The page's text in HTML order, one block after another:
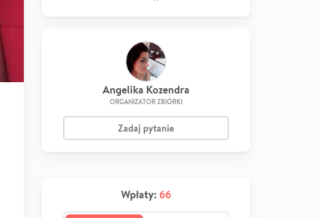
Angelika Kozendra
ORGANIZATOR ZBIÓRKI
Zadaj pytanie
Wpłaty: 66